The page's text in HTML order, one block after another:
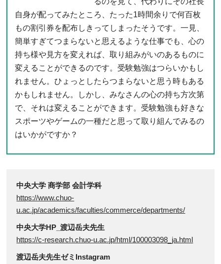
自身が配ってみたところ、たった1時間余りで何百枚
もの割引券を配布しきってしまったそうです。一見、
簡単すぎてつまらないと思えるような仕事でも、心の
持ち様や見方を変えれば、取り組みがいのあるものに
変えることができるのです。受験勉強はつらいかもし
れません。ひょっとしたらつまらないと思う時もある
かもしれません。しかし、みなさんの心の持ち方次第
で、それは変えることができます。受験勉強も好きな
スポーツやゲームの一種だと思って取り組んでみるの
はいかがですか？
中央大学 商学部 会計学科
https://www.chuo-
u.ac.jp/academics/faculties/commerce/departments/
中央大学HP_渡辺岳夫先生
https://c-research.chuo-u.ac.jp/html/100003098_ja.html
渡辺岳夫先生ゼミInstagram